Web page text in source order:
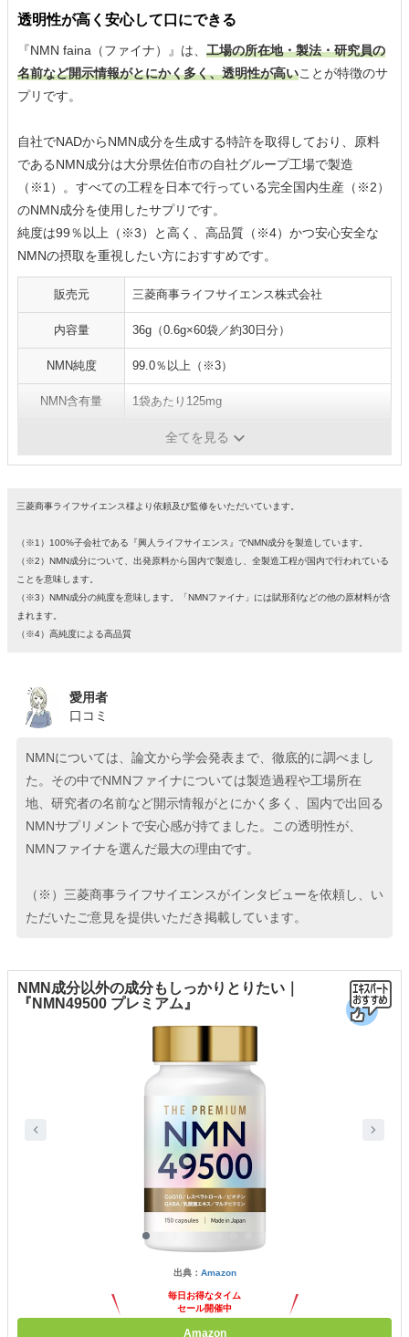
透明性が高く安心して口にできる
『NMN faina（ファイナ）』は、 工場の所在地・製法・研究員の
名前など開示情報がとにかく多く、透明性が高いことが特徴のサ
プリです。
自社でNADからNMN成分を生成する特許を取得しており、原料
であるNMN成分は大分県佐伯市の自社グループ工場で製造
（※1）。すべての工程を日本で行っている完全国内生産（※2）
のNMN成分を使用したサプリです。
純度は99％以上（※3）と高く、高品質（※4）かつ安心安全な
NMNの摂取を重視したい方におすすめです。
販売元 三菱商事ライフサイエンス株式会社
内容量 36g（0.6g×60袋／約30日分）
NMN純度 99.0％以上（※3）
NMN含有量 1袋あたり125mg
全てを見る
三菱商事ライフサイエンス様より依頼及び監修をいただいています。
（※1）100%子会社である『興人ライフサイエンス』でNMN成分を製造しています。
（※2）NMN成分について、出発原料から国内で製造し、全製造工程が国内で行われている
ことを意味します。
（※3）NMN成分の純度を意味します。「NMNファイナ」には賦形剤などの他の原材料が含
まれます。
（※4）高純度による高品質
愛用者
口コミ
NMNについては、論文から学会発表まで、徹底的に調べまし
た。その中でNMNファイナについては製造過程や工場所在
地、研究者の名前など開示情報がとにかく多く、国内で出回る
NMNサプリメントで安心感が持てました。この透明性が、
NMNファイナを選んだ最大の理由です。
（※）三菱商事ライフサイエンスがインタビューを依頼し、い
ただいたご意見を提供いただき掲載しています。
NMN成分以外の成分もしっかりとりたい｜
『NMN49500 プレミアム』
出典： Amazon
毎日お得なタイム
セール開催中
Amazon